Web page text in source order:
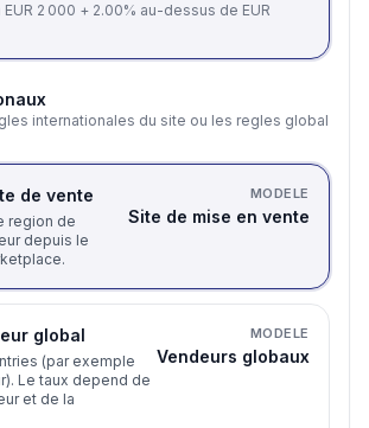
EUR 2 000 + 2.00% au-dessus de EUR
internationales du site ou les regles global
de vente
region de
depuis le
MODELE
Site de mise en vente
global
(par exemple
Le taux depend de
et de la
MODELE
Vendeurs globaux